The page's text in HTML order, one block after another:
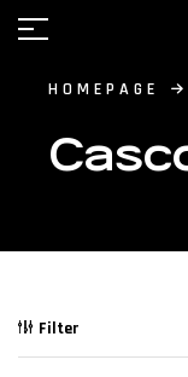
HOMEPAGE
Filter